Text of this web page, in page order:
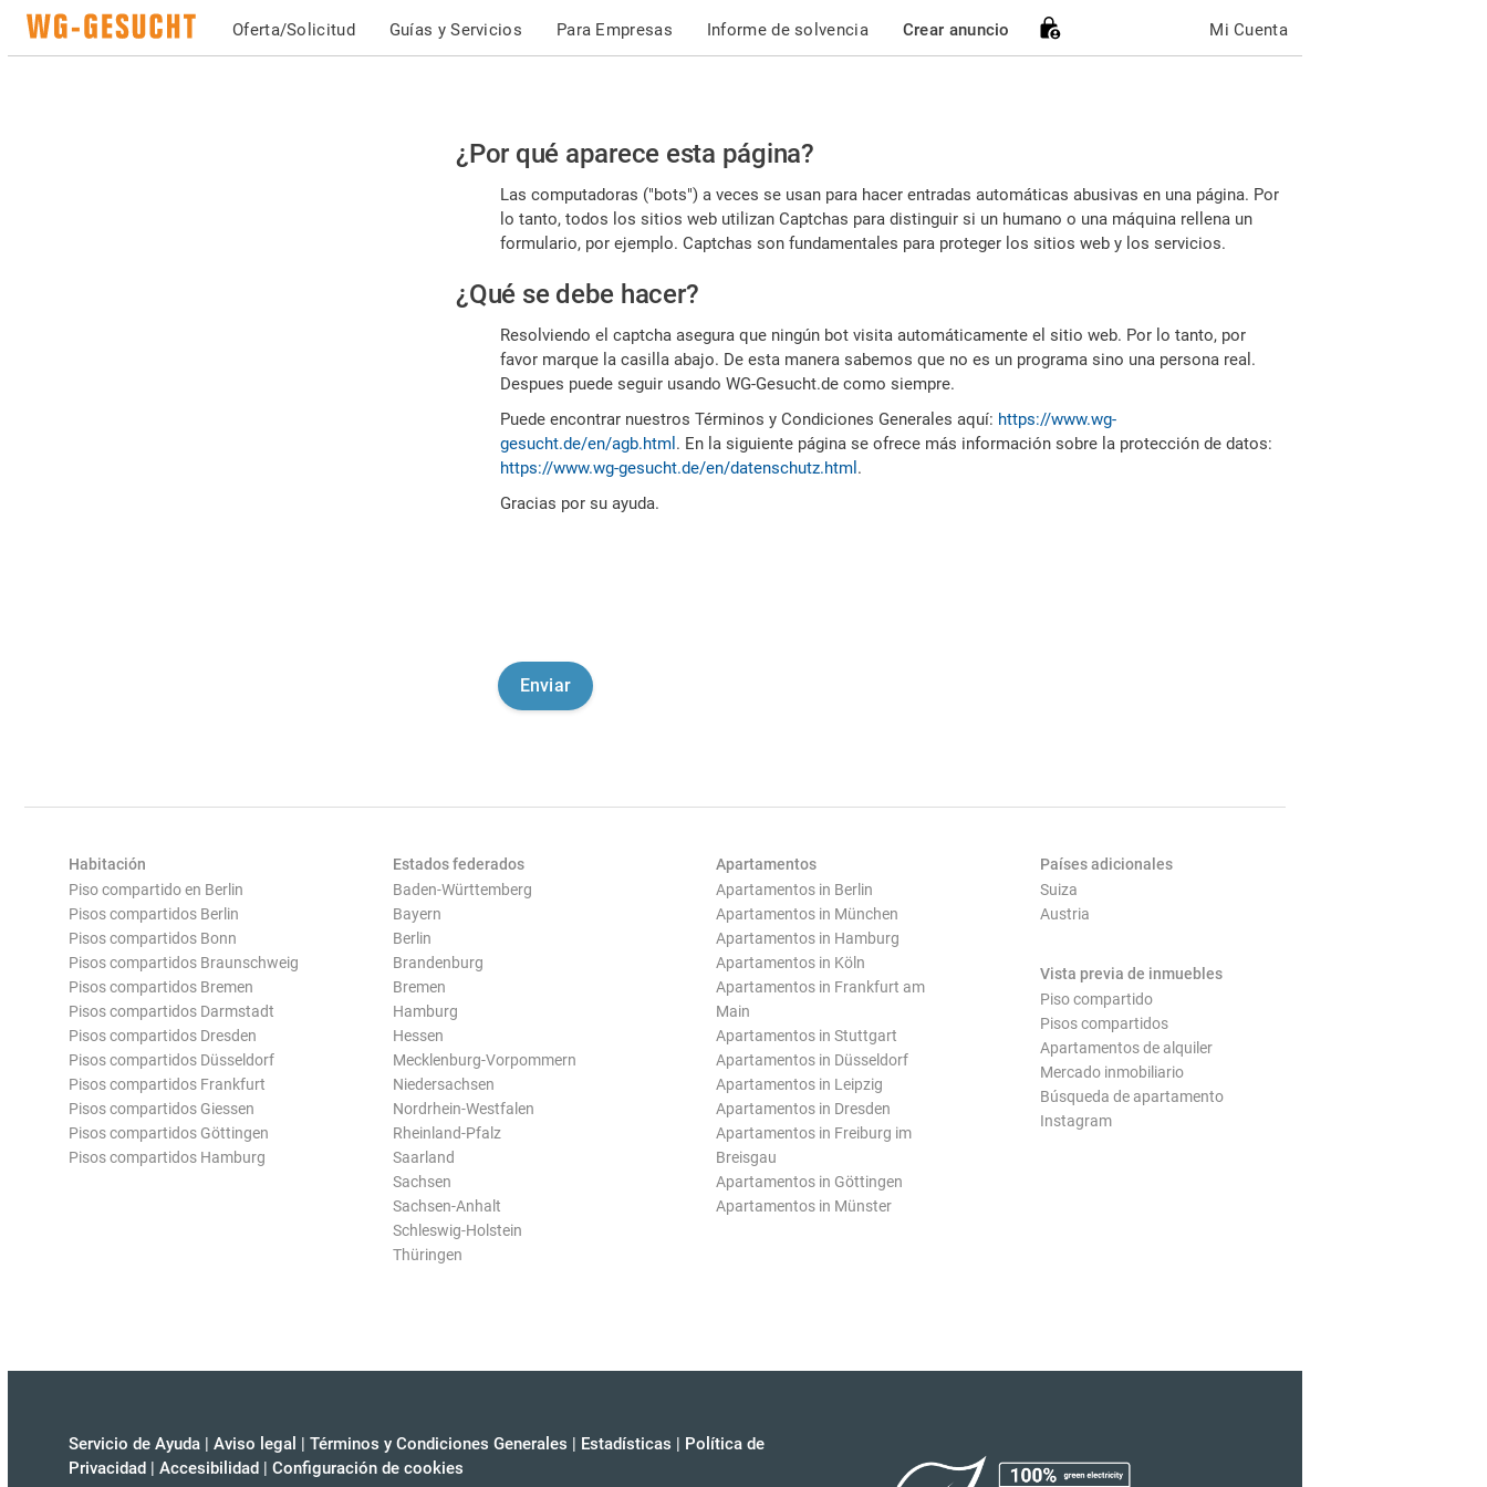
Oferta/Solicitud Guías y Servicios Para Empresas Informe de solvencia Crear anuncio Mi Cuenta
Por
favor,
confirme
es
humano
¿Por qué aparece esta página?
Las computadoras ("bots") a veces se usan para hacer entradas automáticas abusivas en una página. Por
lo tanto, todos los sitios web utilizan Captchas para distinguir si un humano o una máquina rellena un
formulario, por ejemplo. Captchas son fundamentales para proteger los sitios web y los servicios.
¿Qué se debe hacer?
Resolviendo el captcha asegura que ningún bot visita automáticamente el sitio web. Por lo tanto, por
favor marque la casilla abajo. De esta manera sabemos que no es un programa sino una persona real.
Despues puede seguir usando WG-Gesucht.de como siempre.
Puede encontrar nuestros Términos y Condiciones Generales aquí: https://www.wg-
gesucht.de/en/agb.html . En la siguiente página se ofrece más información sobre la protección de datos:
https://www.wg-gesucht.de/en/datenschutz.html .
Gracias por su ayuda.
Habitación
Piso compartido en Berlin
Pisos compartidos Berlin
Pisos compartidos Bonn
Pisos compartidos Braunschweig
Pisos compartidos Bremen
Pisos compartidos Darmstadt
Pisos compartidos Dresden
Pisos compartidos Düsseldorf
Pisos compartidos Frankfurt
Pisos compartidos Giessen
Pisos compartidos Göttingen
Pisos compartidos Hamburg
Estados federados
Baden-Württemberg
Bayern
Berlin
Brandenburg
Bremen
Hamburg
Hessen
Mecklenburg-Vorpommern
Niedersachsen
Nordrhein-Westfalen
Rheinland-Pfalz
Saarland
Sachsen
Sachsen-Anhalt
Schleswig-Holstein
Thüringen
Apartamentos
Apartamentos in Berlin
Apartamentos in München
Apartamentos in Hamburg
Apartamentos in Köln
Apartamentos in Frankfurt am
Main
Apartamentos in Stuttgart
Apartamentos in Düsseldorf
Apartamentos in Leipzig
Apartamentos in Dresden
Apartamentos in Freiburg im
Breisgau
Apartamentos in Göttingen
Apartamentos in Münster
Países adicionales
Suiza
Austria
Vista previa de inmuebles
Piso compartido
Pisos compartidos
Apartamentos de alquiler
Mercado inmobiliario
Búsqueda de apartamento
Instagram
Servicio de Ayuda | Aviso legal | Términos y Condiciones Generales | Estadísticas | Política de
Privacidad | Accesibilidad | Configuración de cookies